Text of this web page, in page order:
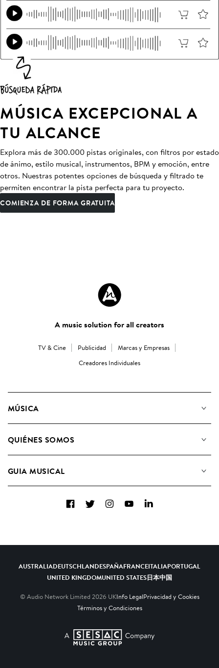
MÚSICA EXCEPCIONAL A
TU ALCANCE
Explora más de 300.000 pistas originales, con filtros por estado
de ánimo, estilo musical, instrumentos, BPM y emoción, entre
otros. Nuestras potentes opciones de búsqueda y filtrado te
permiten encontrar la pista perfecta para tu proyecto.
COMIENZA DE FORMA GRATUITA
A music solution for all creators
TV & Cine Publicidad
Marcas y Empresas
Creadores Individuales
MÚSICA
Buscar
QUIÉNES SOMOS
Candidaturas Nuevos Compositores
GUIA MUSICAL
FacebookTwitterInstagramYouTubeLinkedIn
AUSTRALIADEUTSCHLANDESPAÑAFRANCEITALIAPORTUGAL
UNITED KINGDOMUNITED STATES日本中国
© Audio Network Limited 2026 UKInfo LegalPrivacidad y Cookies
Términos y Condiciones
A SESAC Company